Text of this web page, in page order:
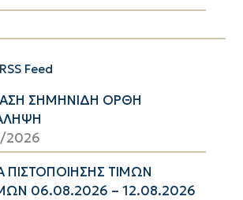
Feed
ΣΗΜΗΝΙΔΗ ΟΡΘΗ
2026
ΠΙΣΤΟΠΟΙΗΣΗΣ ΤΙΜΩΝ
06.08.2026 – 12.08.2026